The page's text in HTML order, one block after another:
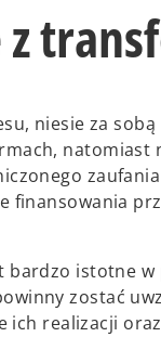
z
niesie za
natomiast
finansowania
bardzo istotne
zostać
ich realizacji